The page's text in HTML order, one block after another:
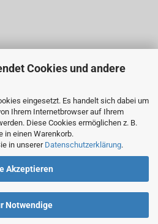
Cookies und andere
eingesetzt. Es handelt sich dabei um
Ihrem Internetbrowser auf Ihrem
Diese Cookies ermöglichen z. B.
in einen Warenkorb.
in unserer Datenschutzerklärung.
Akzeptieren
Notwendige